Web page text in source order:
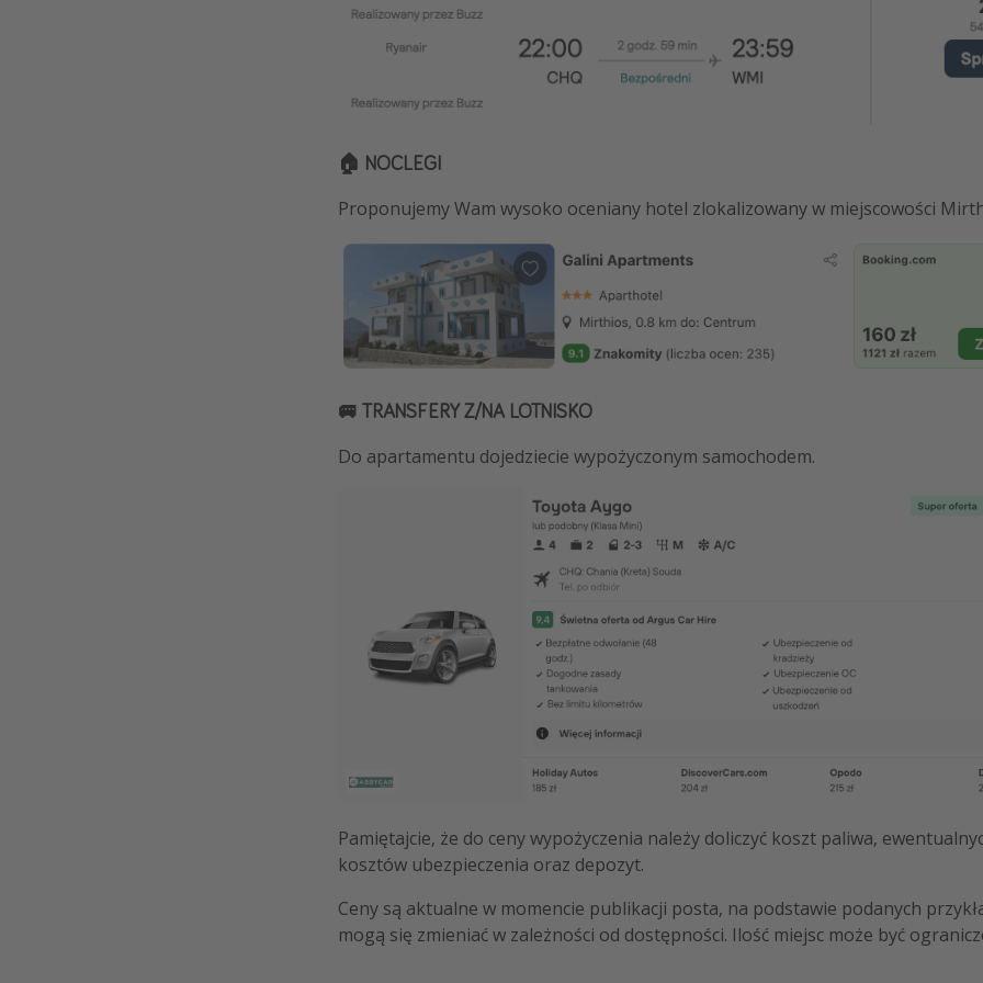
🏠 NOCLEGI
Proponujemy Wam wysoko oceniany hotel zlokalizowany w miejscowości
🚐 TRANSFERY Z/NA LOTNISKO
Do apartamentu dojedziecie wypożyczonym samochodem.
Pamiętajcie, że do ceny wypożyczenia należy doliczyć koszt paliwa,
kosztów ubezpieczenia oraz depozyt.
Ceny są aktualne w momencie publikacji posta, na podstawie podanych
mogą się zmieniać w zależności od dostępności. Ilość miejsc może być